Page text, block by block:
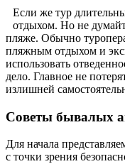
Если же тур
отдыхом. Но не
пляже. Обычно
пляжным отдыхом и
использовать
дело. Главное не
излишней
Советы бывалых
Для начала
с точки зрения